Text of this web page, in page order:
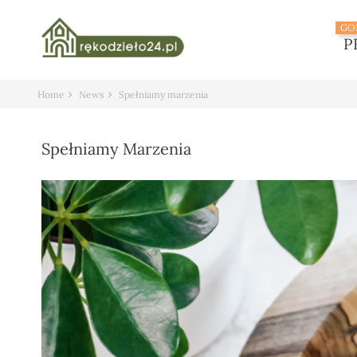
Home News Spełniamy marzenia
Spełniamy Marzenia